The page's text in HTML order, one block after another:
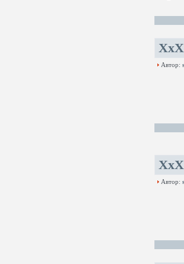
XxX
Автор:
XxX
Автор: